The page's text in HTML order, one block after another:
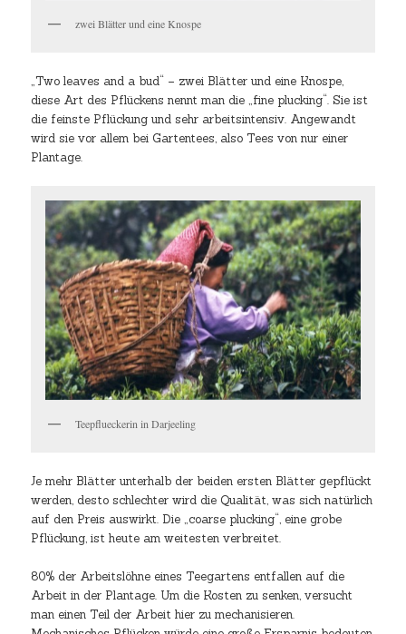
zwei Blätter und eine Knospe
„Two leaves and a bud“ – zwei Blätter und eine Knospe,
diese Art des Pflückens nennt man die „fine plucking“. Sie ist
die feinste Pflückung und sehr arbeitsintensiv. Angewandt
wird sie vor allem bei Gartentees, also Tees von nur einer
Plantage.
Teepflueckerin in Darjeeling
Je mehr Blätter unterhalb der beiden ersten Blätter gepflückt
werden, desto schlechter wird die Qualität, was sich natürlich
auf den Preis auswirkt. Die „coarse plucking“, eine grobe
Pflückung, ist heute am weitesten verbreitet.
80% der Arbeitslöhne eines Teegartens entfallen auf die
Arbeit in der Plantage. Um die Kosten zu senken, versucht
man einen Teil der Arbeit hier zu mechanisieren.